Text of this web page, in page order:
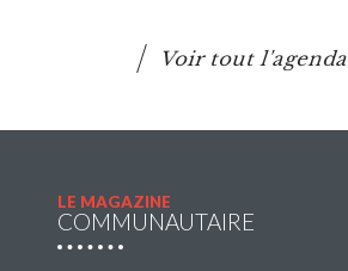
Voir tout l'agenda
LE MAGAZINE
COMMUNAUTAIRE